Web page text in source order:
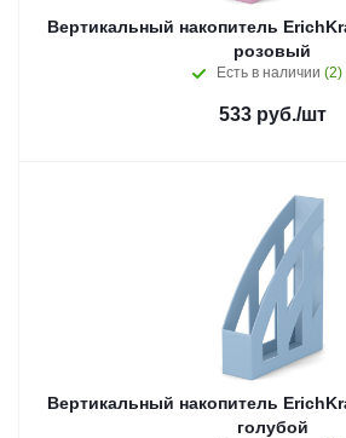
Вертикальный накопитель
розовый
Есть в наличии (2)
533руб./шт
Вертикальный накопитель
голубой